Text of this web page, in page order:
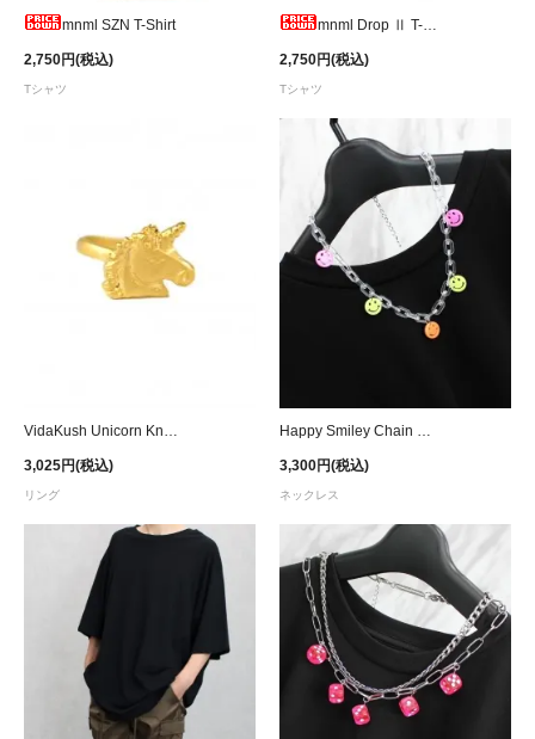
mnml SZN T-Shirt
2,750円(税込)
Tシャツ
mnml Drop Ⅱ T-Shirt
2,750円(税込)
Tシャツ
3,025円(税込)
リング
3,300円(税込)
ネックレス